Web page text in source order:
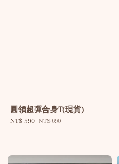
圓領超彈合身T(現貨)
Sale
NT$ 590 Regular
NT$ 690